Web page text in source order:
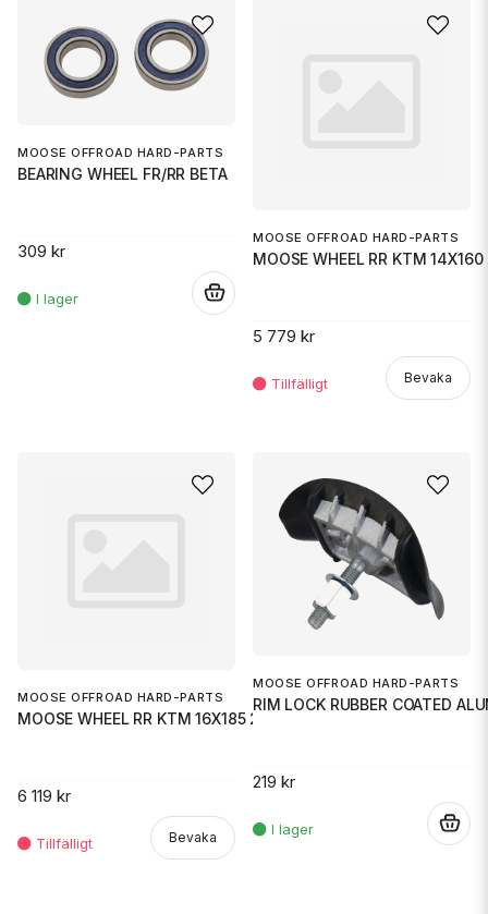
MOOSE OFFROAD HARD-PARTS
BEARING WHEEL FR/RR BETA
309 kr
MOOSE OFFROAD HARD-PARTS
MOOSE WHEEL RR KTM 14X160
5 779 kr
Bevaka
MOOSE OFFROAD HARD-PARTS
MOOSE WHEEL RR KTM 16X185 21+
6 119 kr
Bevaka
MOOSE OFFROAD HARD-PARTS
RIM LOCK RUBBER COATED
219 kr